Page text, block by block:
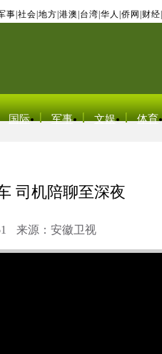
事 社会 地方 港澳 台湾 华人 侨网 财经
国际 军事 文娱 体育
司机陪聊至深夜
来源：安徽卫视